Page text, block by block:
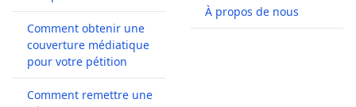
Comment obtenir une
couverture médiatique
pour votre pétition
Comment remettre une
À propos de nous